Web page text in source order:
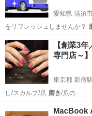
愛知県 清須
をリフレッシュしませんか？
ル洗…
愛知 清須市 その他
【創業3
専門店～
東京都 新宿駅
し/スカルプ/爪 磨き/爪の
新宿区 新宿駅
MacBook